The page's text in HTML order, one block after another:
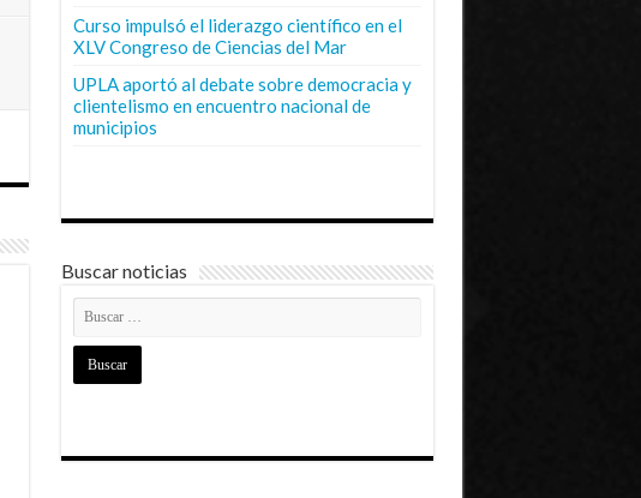
Curso impulsó el liderazgo científico en el
XLV Congreso de Ciencias del Mar
UPLA aportó al debate sobre democracia y
clientelismo en encuentro nacional de
municipios
Buscar noticias